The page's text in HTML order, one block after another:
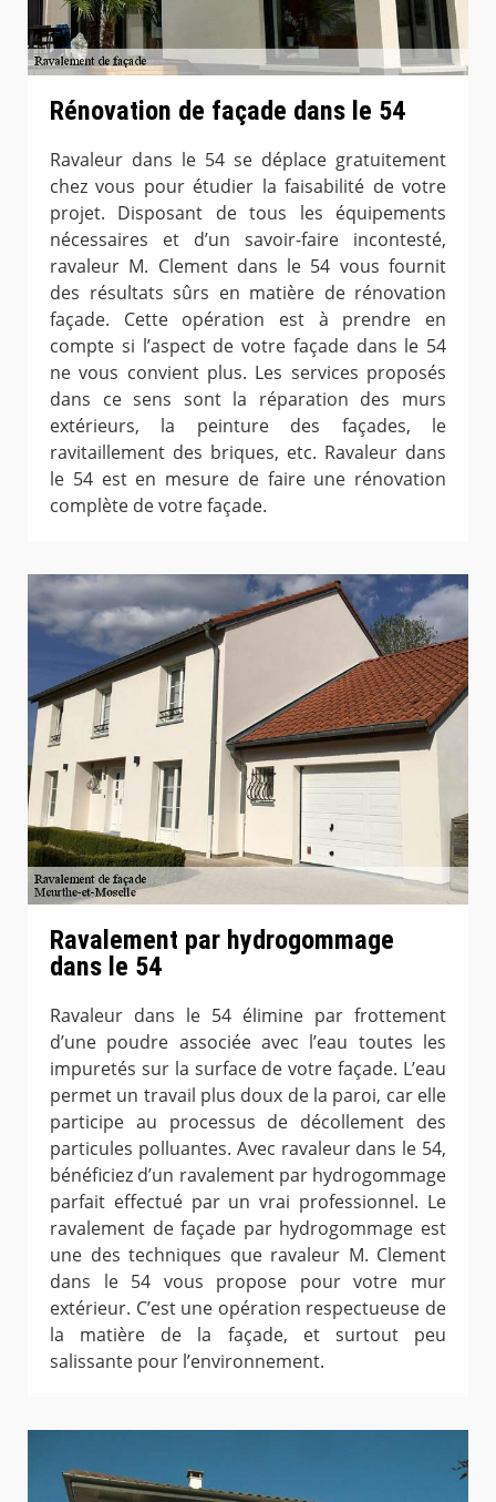
Rénovation de façade dans le 54
Ravaleur dans le 54 se déplace gratuitement
chez vous pour étudier la faisabilité de votre
projet. Disposant de tous les équipements
nécessaires et d’un savoir-faire incontesté,
ravaleur M. Clement dans le 54 vous fournit
des résultats sûrs en matière de rénovation
façade. Cette opération est à prendre en
compte si l’aspect de votre façade dans le 54
ne vous convient plus. Les services proposés
dans ce sens sont la réparation des murs
extérieurs, la peinture des façades, le
ravitaillement des briques, etc. Ravaleur dans
le 54 est en mesure de faire une rénovation
complète de votre façade.
Ravalement par hydrogommage
dans le 54
Ravaleur dans le 54 élimine par frottement
d’une poudre associée avec l’eau toutes les
impuretés sur la surface de votre façade. L’eau
permet un travail plus doux de la paroi, car elle
participe au processus de décollement des
particules polluantes. Avec ravaleur dans le 54,
bénéficiez d’un ravalement par hydrogommage
parfait effectué par un vrai professionnel. Le
ravalement de façade par hydrogommage est
une des techniques que ravaleur M. Clement
dans le 54 vous propose pour votre mur
extérieur. C’est une opération respectueuse de
la matière de la façade, et surtout peu
salissante pour l’environnement.